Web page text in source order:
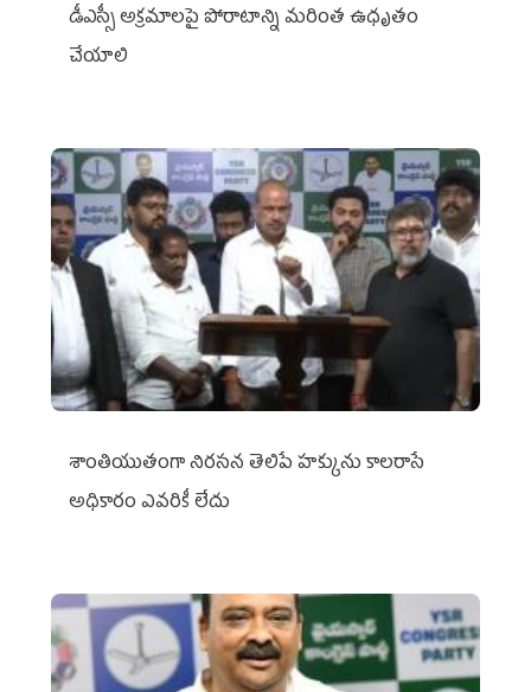
డీఎస్సీ అక్రమాలపై పోరాటాన్ని మరింత ఉధృతం
చేయాలి
శాంతియుతంగా నిరసన తెలిపే హక్కును కాలరాసే
అధికారం ఎవరికీ లేదు